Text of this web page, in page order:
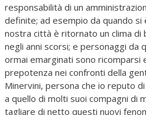
responsabilità di un
definite; ad esempio da quando
nostra città è ritornato un clima di
negli anni scorsi; e personaggi da
ormai emarginati sono ricomparsi
prepotenza nei confronti della
Minervini, persona che io reputo
a quello di molti suoi compagni di
tagliare di netto questi nuovi